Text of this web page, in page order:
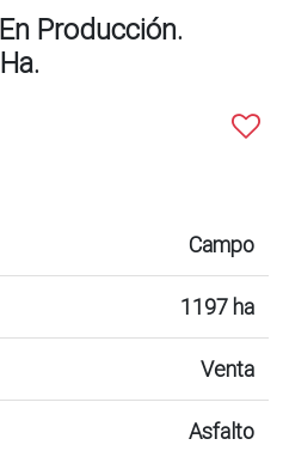
Producción.
Campo
1197 ha
Venta
Asfalto